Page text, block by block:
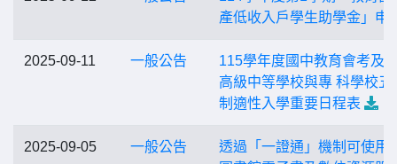
產低收入戶學生助學金」申
2025-09-11 一般公告
115學年度國中教育會考及
高級中等學校與專 科學校五
制適性入學重要日程表
2025-09-05 一般公告
透過「一證通」機制可使用